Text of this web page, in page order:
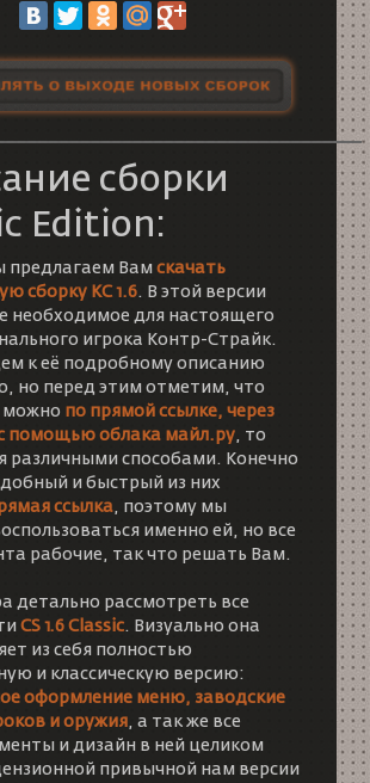
сборки
Edition:
предлагаем Вам скачать
сборку КС 1.6. В этой версии
необходимое для настоящего
игрока Контр-Страйк.
к её подробному описанию
но перед этим отметим, что
по прямой ссылке, через
помощью облака майл.ру, то
различными способами. Конечно
и быстрый из них
ссылка, поэтому мы
именно ей, но все
рабочие, так что решать Вам.
детально рассмотреть все
CS 1.6 Classic. Визуально она
из себя полностью
и классическую версию:
оформление меню, заводские
и оружия, а так же все
и дизайн в ней целиком
привычной нам версии